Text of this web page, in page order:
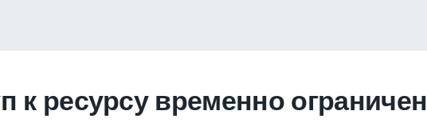
к ресурсу временно ограничен